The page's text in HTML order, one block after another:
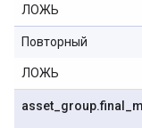
ЛОЖЬ
Повторный
ЛОЖЬ
asset group.final